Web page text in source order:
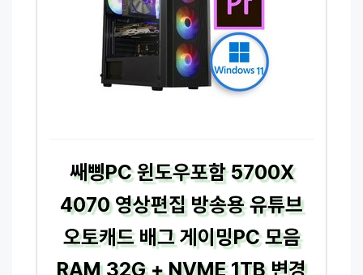
쌔삥PC 윈도우포함 5700X
4070 영상편집 방송용 유튜브
오토캐드 배그 게이밍PC 모음
RAM 32G + NVME 1TB 변경